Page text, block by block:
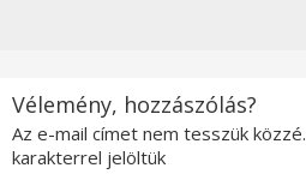
Vélemény, hozzászólás?
Az e-mail címet nem tesszük közzé.
karakterrel jelöltük